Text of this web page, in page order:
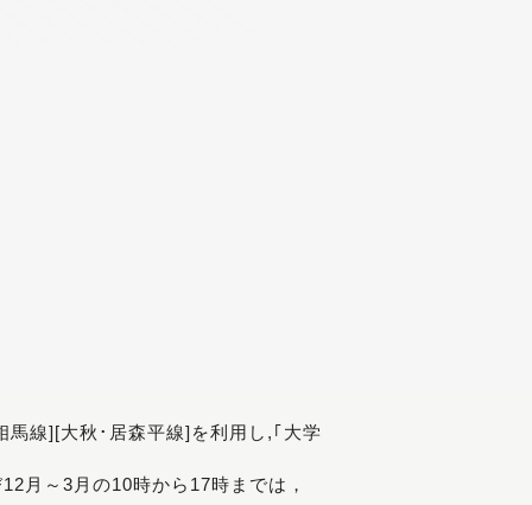
線][大秋･居森平線]を利用し,｢大学
月～3月の10時から17時までは，